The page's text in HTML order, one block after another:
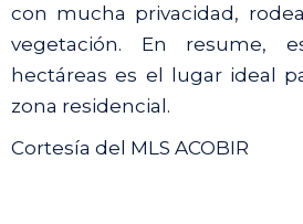
con mucha privacidad,
vegetación. En resume,
hectáreas es el lugar ideal
zona residencial.
Cortesía del MLS ACOBIR